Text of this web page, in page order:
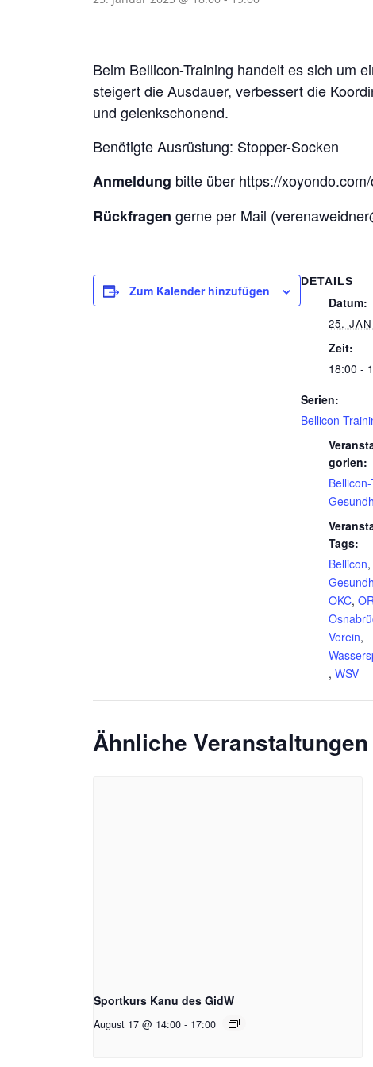
Beim Bellicon-Training handelt es sich um
steigert die Ausdauer, verbessert die
und gelenkschonend.
Benötigte Ausrüstung: Stopper-Socken
Anmeldung bitte über https://
Rückfragen gerne per Mail
Zum Kalender hinzufügen
DETAILS
Datum:
25.
Zeit:
18:00 -
Serien:
Bellicon-
gorien:
Tags:
Bellicon,
OKC,
Verein,
, WSV
Ähnliche Veranstaltungen
Sportkurs Kanu des GidW
August 17 @ 14:00 - 17:00